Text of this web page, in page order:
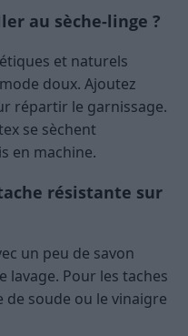
au sèche-linge ?
et naturels
doux. Ajoutez
répartir le garnissage.
se sèchent
en machine.
résistante sur
un peu de savon
lavage. Pour les taches
de soude ou le vinaigre